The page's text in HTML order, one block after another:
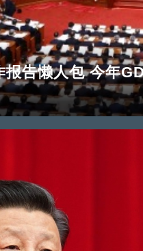
告懒人包 今年